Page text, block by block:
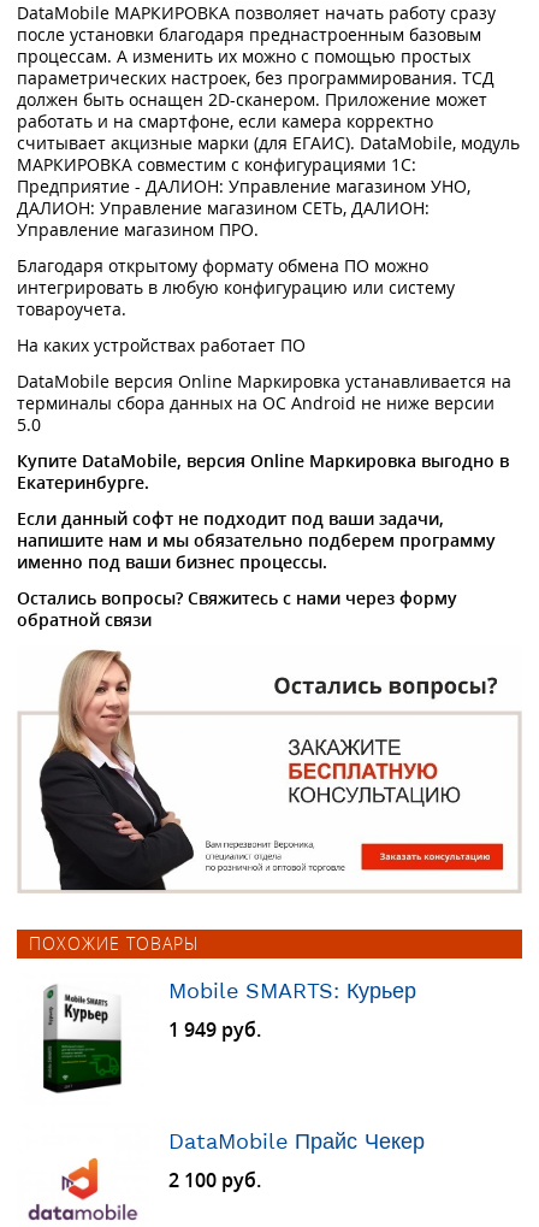
DataMobile МАРКИРОВКА позволяет начать работу сразу
после установки благодаря преднастроенным базовым
процессам. А изменить их можно с помощью простых
параметрических настроек, без программирования. ТСД
должен быть оснащен 2D-сканером. Приложение может
работать и на смартфоне, если камера корректно
считывает акцизные марки (для ЕГАИС). DataMobile, модуль
МАРКИРОВКА совместим с конфигурациями 1C:
Предприятие - ДАЛИОН: Управление магазином УНО,
ДАЛИОН: Управление магазином СЕТЬ, ДАЛИОН:
Управление магазином ПРО.
Благодаря открытому формату обмена ПО можно
интегрировать в любую конфигурацию или систему
товароучета.
На каких устройствах работает ПО
DataMobile версия Online Маркировка устанавливается на
терминалы сбора данных на ОС Android не ниже версии
5.0
Купите DataMobile, версия Online Маркировка выгодно в
Екатеринбурге.
Если данный софт не подходит под ваши задачи,
напишите нам и мы обязательно подберем программу
именно под ваши бизнес процессы.
Остались вопросы? Свяжитесь с нами через форму
обратной связи
ПОХОЖИЕ ТОВАРЫ
Mobile SMARTS: Курьер
1 949 руб.
DataMobile Прайс Чекер
2 100 руб.